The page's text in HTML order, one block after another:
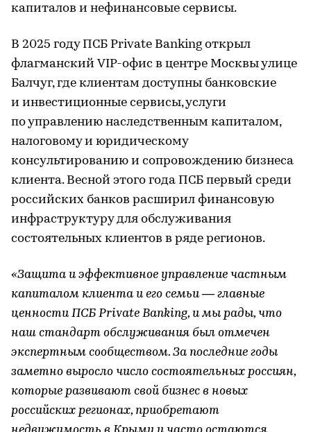
капиталов и нефинансовые сервисы.
В 2025 году ПСБ Private Banking открыл
флагманский VIP-офис в центре Москвы улице
Балчуг, где клиентам доступны банковские
и инвестиционные сервисы, услуги
по управлению наследственным капиталом,
налоговому и юридическому
консультированию и сопровождению бизнеса
клиента. Весной этого года ПСБ первый среди
российских банков расширил финансовую
инфраструктуру для обслуживания
состоятельных клиентов в ряде регионов.
«Защита и эффективное управление частным
капиталом клиента и его семьи — главные
ценности ПСБ Private Banking, и мы рады, что
наш стандарт обслуживания был отмечен
экспертным сообществом. За последние годы
заметно выросло число состоятельных россиян,
которые развивают свой бизнес в новых
российских регионах, приобретают